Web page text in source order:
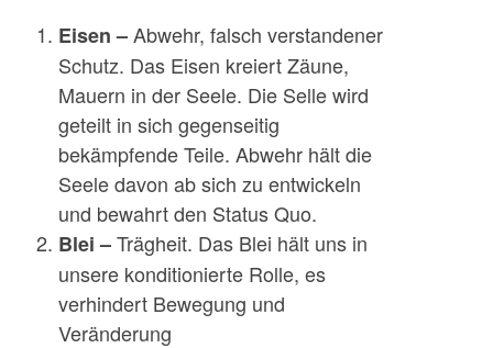
Eisen –Abwehr, falsch verstandener
Schutz. Das Eisen kreiert Zäune,
Mauern in der Seele. Die Selle wird
geteilt in sich gegenseitig
bekämpfende Teile. Abwehr hält die
Seele davon ab sich zu entwickeln
und bewahrt den Status Quo.
Blei –Trägheit. Das Blei hält uns in
unsere konditionierte Rolle, es
verhindert Bewegung und
Veränderung